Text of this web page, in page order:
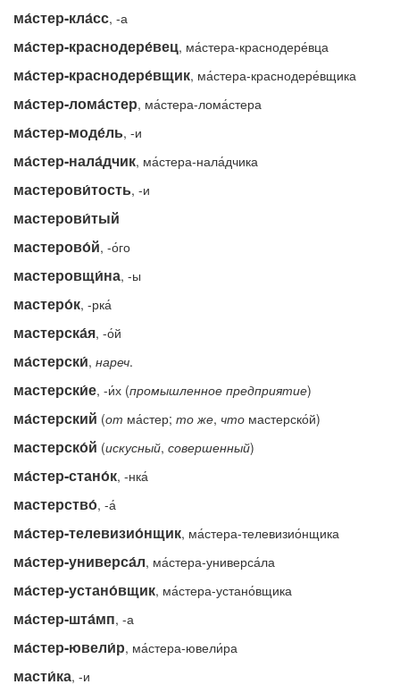
ма́стер-кла́сс, -а
ма́стер-краснодере́вец, ма́стера-краснодере́вца
ма́стер-краснодере́вщик, ма́стера-краснодере́вщика
ма́стер-лома́стер, ма́стера-лома́стера
ма́стер-моде́ль, -и
ма́стер-нала́дчик, ма́стера-нала́дчика
мастерови́тость, -и
мастерови́тый
мастерово́й, -о́го
мастеровщи́на, -ы
мастеро́к, -рка́
мастерска́я, -о́й
ма́стерски́, нареч.
мастерски́е, -и́х (промышленное предприятие)
ма́стерский (от ма́стер; то же, что мастерско́й)
мастерско́й (искусный, совершенный)
ма́стер-стано́к, -нка́
мастерство́, -а́
ма́стер-телевизио́нщик, ма́стера-телевизио́нщика
ма́стер-универса́л, ма́стера-универса́ла
ма́стер-устано́вщик, ма́стера-устано́вщика
ма́стер-шта́мп, -а
ма́стер-ювели́р, ма́стера-ювели́ра
масти́ка, -и